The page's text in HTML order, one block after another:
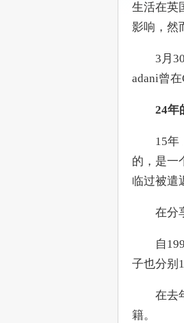
生活在英
影响，然
3月30
adani曾
24年
15年，
的，是一
临过被遣
在分享
自1992
子也分别
在去年
籍。